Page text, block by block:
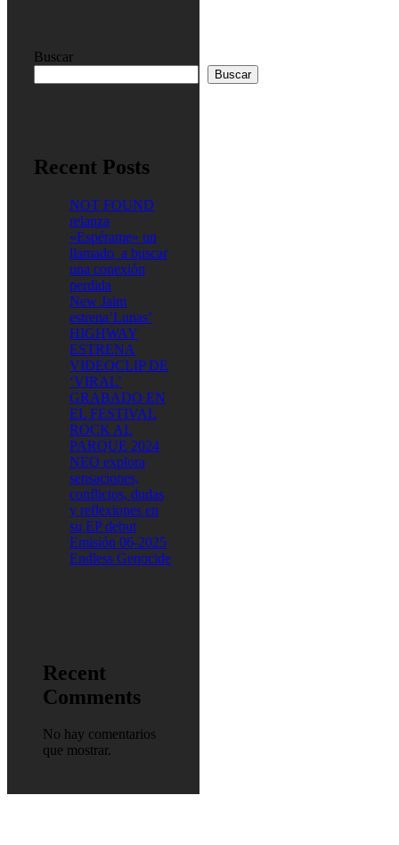
Buscar
Buscar
Recent Posts
NOT FOUND
relanza
«Espérame» un
llamado a buscar
una conexión
perdida
New Jaim
estrena’Lunas’
HIGHWAY
ESTRENA
VIDEOCLIP DE
‘VIRAL’
GRABADO EN
EL FESTIVAL
ROCK AL
PARQUE 2024
NEO explora
sensaciones,
conflictos, dudas
y reflexiones en
su EP debut
Emisión 06-2025
Endless Genocide
Recent
Comments
No hay comentarios
que mostrar.